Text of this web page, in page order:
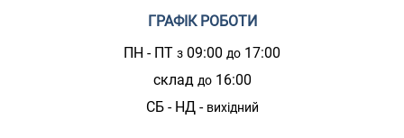
ГРАФІК РОБОТИ
ПН - ПТ з 09:00 до 17:00
склад до16:00
СБ - НД - вихідний